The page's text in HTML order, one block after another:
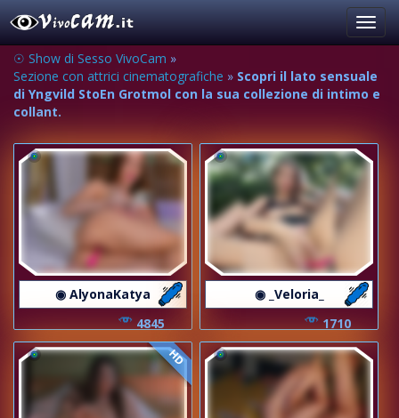
☉ Show di Sesso VivoCam »
Sezione con attrici cinematografiche » Scopri il lato sensuale
di Yngvild StoEn Grotmol con la sua collezione di intimo e
collant.
◉ AlyonaKatya
4845
◉ _Veloria_
1710
HD